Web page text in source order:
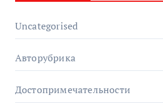
Uncategorised
Авторубрика
Достопримечательности